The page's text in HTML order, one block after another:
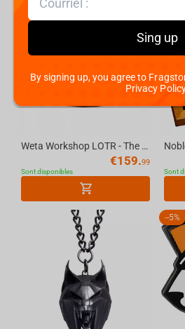
Weta Workshop LOTR - The One Ring (With Runes) - Gold Plated Tungsten, Size 6
€159.99
Sont disponibles Sont
- 5%
Sing up
By signing up, you agree to
Privacy